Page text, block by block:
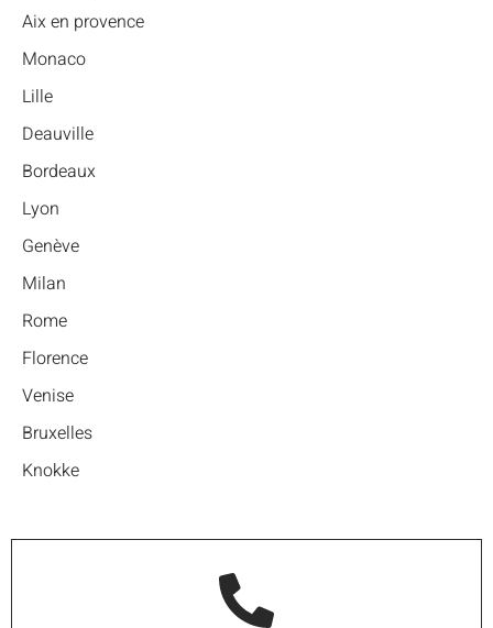
Aix en provence
Monaco
Lille
Deauville
Bordeaux
Lyon
Genève
Milan
Rome
Florence
Venise
Bruxelles
Knokke